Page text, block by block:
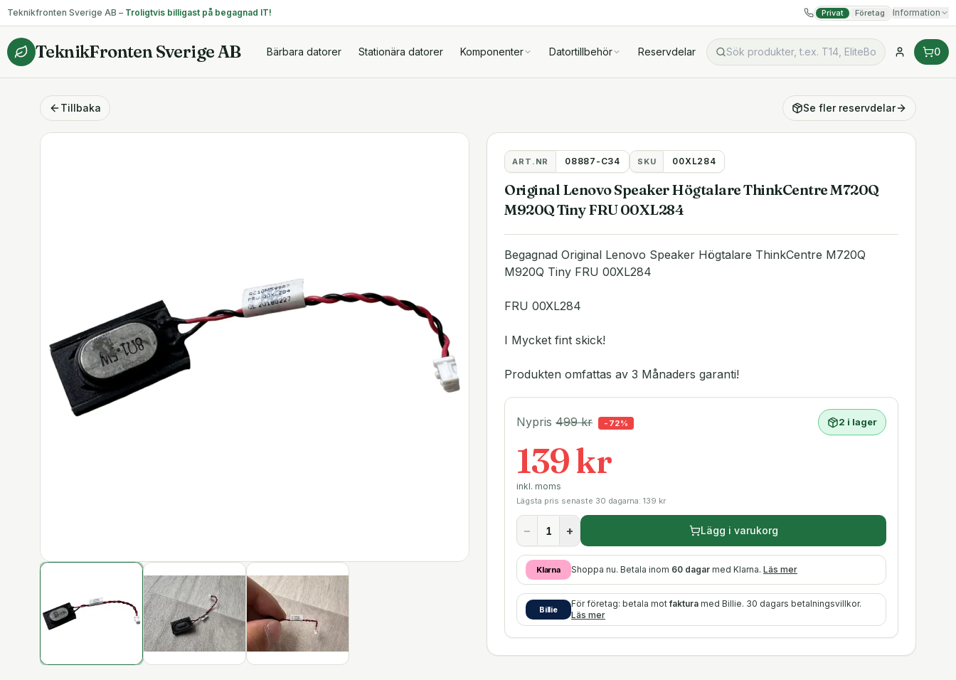
Teknikfronten Sverige AB – Troligtvis billigast på begagnad IT! Privat Företag Information
TeknikFronten Sverige AB Bärbara datorer Stationära datorer Komponenter Datortillbehör Reservdelar 0
Tillbaka Se fler reservdelar
ART.NR 08887-C34 SKU 00XL284
Original Lenovo Speaker Högtalare ThinkCentre M720Q
M920Q Tiny FRU 00XL284
Begagnad Original Lenovo Speaker Högtalare ThinkCentre M720Q
M920Q Tiny FRU 00XL284
FRU 00XL284
I Mycket fint skick!
Produkten omfattas av 3 Månaders garanti!
Nypris 499kr - 72% 2 i lager
139 kr
inkl. moms
Lägsta pris senaste 30 dagarna: 139 kr
− + Lägg i varukorg
Klarna Shoppa nu. Betala inom 60 dagar med Klarna. Läs mer
Billie
För företag: betala motfaktura med Billie. 30 dagars betalningsvillkor.
Läs mer